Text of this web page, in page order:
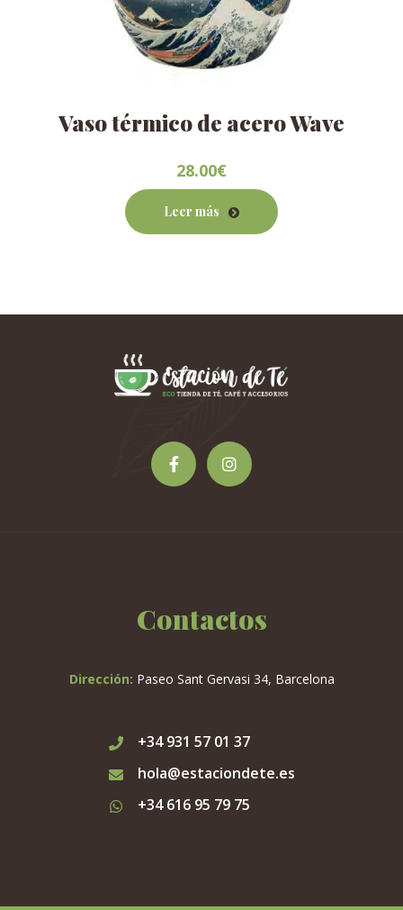
Vaso térmico de acero Wave
28.00€
Leer más
Contactos
Dirección: Paseo Sant Gervasi 34, Barcelona
+34 931 57 01 37
hola@estaciondete.es
+34 616 95 79 75